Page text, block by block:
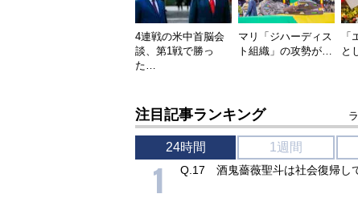
4連戦の米中首脳会
談、第1戦で勝っ
た…
マリ「ジハーディス
ト組織」の攻勢が…
と
注目記事ランキング
24時間 1週間
1 Q.17 酒鬼薔薇聖斗は社会復帰し